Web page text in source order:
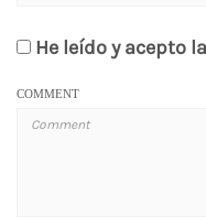
He leído y acepto la
COMMENT